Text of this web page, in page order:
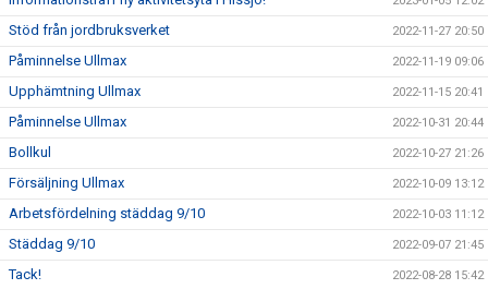
Stöd från jordbruksverket 2022-11-27 20:50
Påminnelse Ullmax 2022-11-19 09:06
Upphämtning Ullmax 2022-11-15 20:41
Påminnelse Ullmax 2022-10-31 20:44
Bollkul 2022-10-27 21:26
Försäljning Ullmax 2022-10-09 13:12
Arbetsfördelning städdag 9/10 2022-10-03 11:12
Städdag 9/10 2022-09-07 21:45
Tack! 2022-08-28 15:42